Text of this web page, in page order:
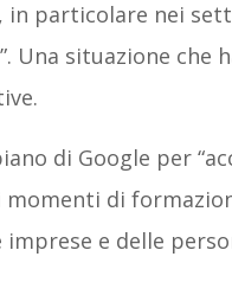
particolare nei
Una situazione che
di Google per
momenti di
e delle